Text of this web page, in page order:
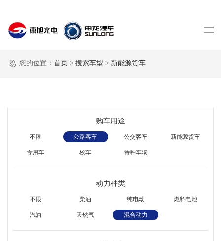
您的位置： 首页 > 搜索车型 > 新能源货车
购车用途
不限 公路客车 公交客车 新能源货车
专用车 校车 特种车辆
动力种类
不限 柴油 纯电动 燃料电池
汽油 天然气 混合动力